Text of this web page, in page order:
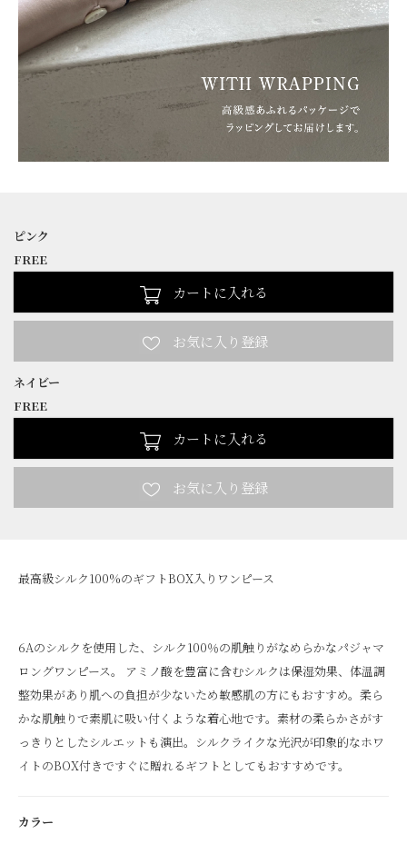
ピンク
FREE
カートに入れる
ネイビー
FREE
カートに入れる
最高級シルク100%のギフトBOX入りワンピース
6Aのシルクを使用した、シルク100％の肌触りがなめらかなパジャマ
ロングワンピース。 アミノ酸を豊富に含むシルクは保湿効果、体温調
整効果があり肌への負担が少ないため敏感肌の方にもおすすめ。柔ら
かな肌触りで素肌に吸い付くような着心地です。素材の柔らかさがす
っきりとしたシルエットも演出。シルクライクな光沢が印象的なホワ
イトのBOX付きですぐに贈れるギフトとしてもおすすめです。
カラー